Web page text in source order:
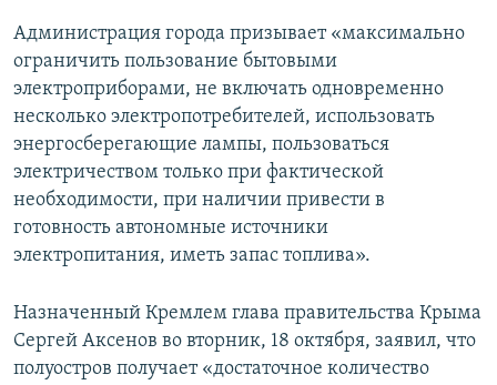
Администрация города призывает «максимально
ограничить пользование бытовыми
электроприборами, не включать одновременно
несколько электропотребителей, использовать
энергосберегающие лампы, пользоваться
электричеством только при фактической
необходимости, при наличии привести в
готовность автономные источники
электропитания, иметь запас топлива».
Назначенный Кремлем глава правительства Крыма
Сергей Аксенов во вторник, 18 октября, заявил, что
полуостров получает «достаточное количество